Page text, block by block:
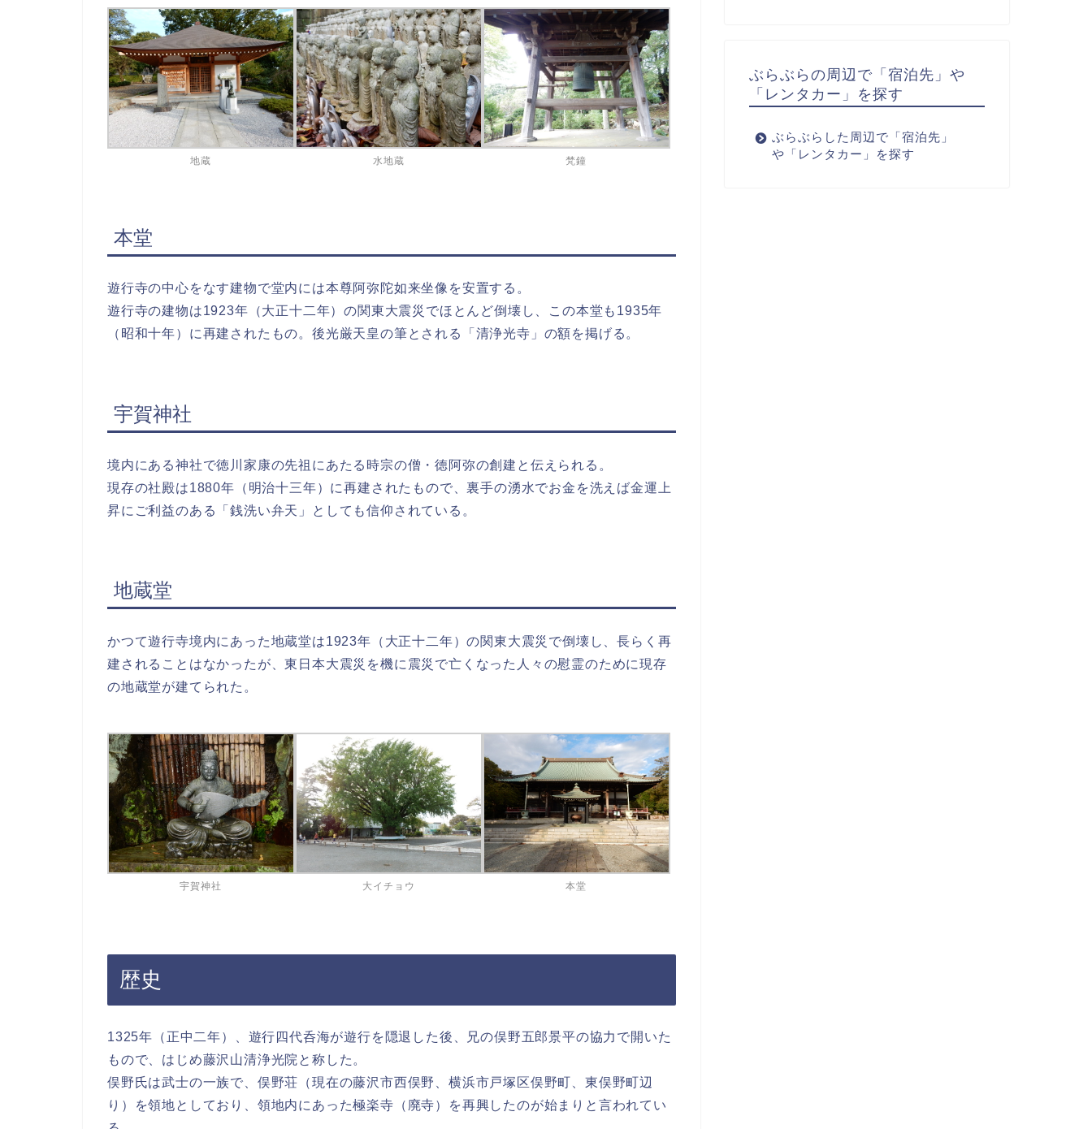
地蔵 水地蔵 梵鐘
本堂
遊行寺の中心をなす建物で堂内には本尊阿弥陀如来坐像を安置する。
遊行寺の建物は1923年（大正十二年）の関東大震災でほとんど倒壊し、この本堂も1935年
（昭和十年）に再建されたもの。後光厳天皇の筆とされる「清浄光寺」の額を掲げる。
宇賀神社
境内にある神社で徳川家康の先祖にあたる時宗の僧・徳阿弥の創建と伝えられる。
現存の社殿は1880年（明治十三年）に再建されたもので、裏手の湧水でお金を洗えば金運上
昇にご利益のある「銭洗い弁天」としても信仰されている。
地蔵堂
かつて遊行寺境内にあった地蔵堂は1923年（大正十二年）の関東大震災で倒壊し、長らく再
建されることはなかったが、東日本大震災を機に震災で亡くなった人々の慰霊のために現存
の地蔵堂が建てられた。
宇賀神社 大イチョウ 本堂
歴史
1325年（正中二年）、遊行四代呑海が遊行を隠退した後、兄の俣野五郎景平の協力で開いた
もので、はじめ藤沢山清浄光院と称した。
俣野氏は武士の一族で、俣野荘（現在の藤沢市西俣野、横浜市戸塚区俣野町、東俣野町辺
り）を領地としており、領地内にあった極楽寺（廃寺）を再興したのが始まりと言われてい
ぶらぶらの周辺で「宿泊先」や
「レンタカー」を探す
ぶらぶらした周辺で「宿泊先」
や「レンタカー」を探す